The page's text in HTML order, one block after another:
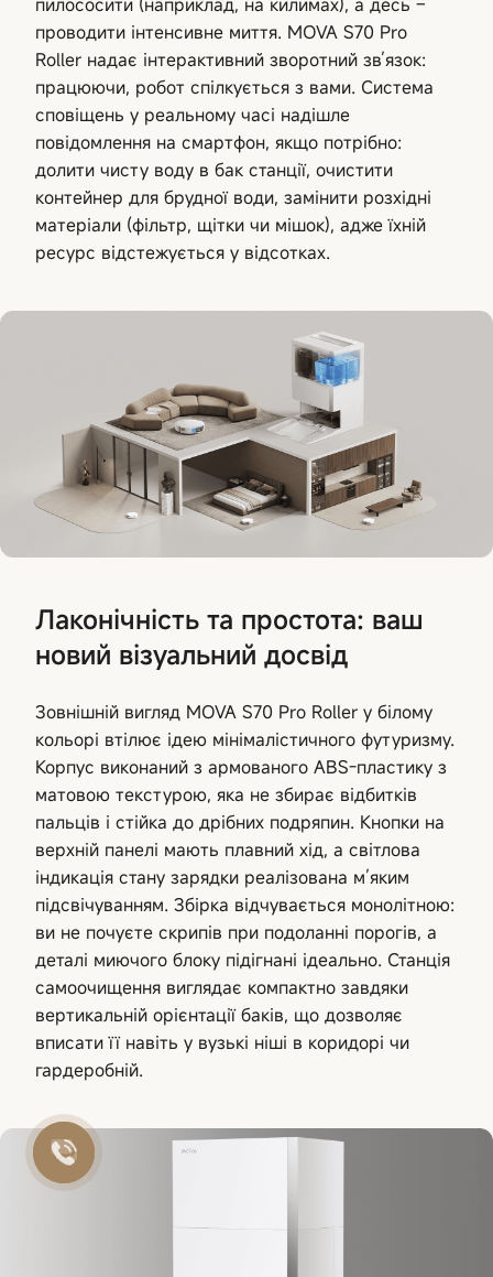
проводити інтенсивне миття. MOVA S70 Pro
Roller надає інтерактивний зворотний зв’язок:
працюючи, робот спілкується з вами. Система
сповіщень у реальному часі надішле
повідомлення на смартфон, якщо потрібно:
долити чисту воду в бак станції, очистити
контейнер для брудної води, замінити розхідні
матеріали (фільтр, щітки чи мішок), адже їхній
ресурс відстежується у відсотках.
Лаконічність та простота: ваш
новий візуальний досвід
Зовнішній вигляд MOVA S70 Pro Roller у білому
кольорі втілює ідею мінімалістичного футуризму.
Корпус виконаний з армованого ABS-пластику з
матовою текстурою, яка не збирає відбитків
пальців і стійка до дрібних подряпин. Кнопки на
верхній панелі мають плавний хід, а світлова
індикація стану зарядки реалізована м’яким
підсвічуванням. Збірка відчувається монолітною:
ви не почуєте скрипів при подоланні порогів, а
деталі миючого блоку підігнані ідеально. Станція
самоочищення виглядає компактно завдяки
вертикальній орієнтації баків, що дозволяє
вписати її навіть у вузькі ніші в коридорі чи
гардеробній.